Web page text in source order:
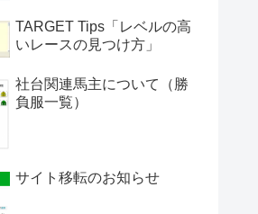
TARGET Tips「レベルの高
いレースの見つけ方」
社台関連馬主について（勝
負服一覧）
サイト移転のお知らせ